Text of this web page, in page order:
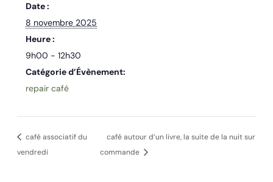
Date :
8 novembre 2025
Heure :
9h00 - 12h30
Catégorie d’Évènement:
repair café
café associatif du
vendredi
café autour d’un livre, la suite de la nuit sur
commande